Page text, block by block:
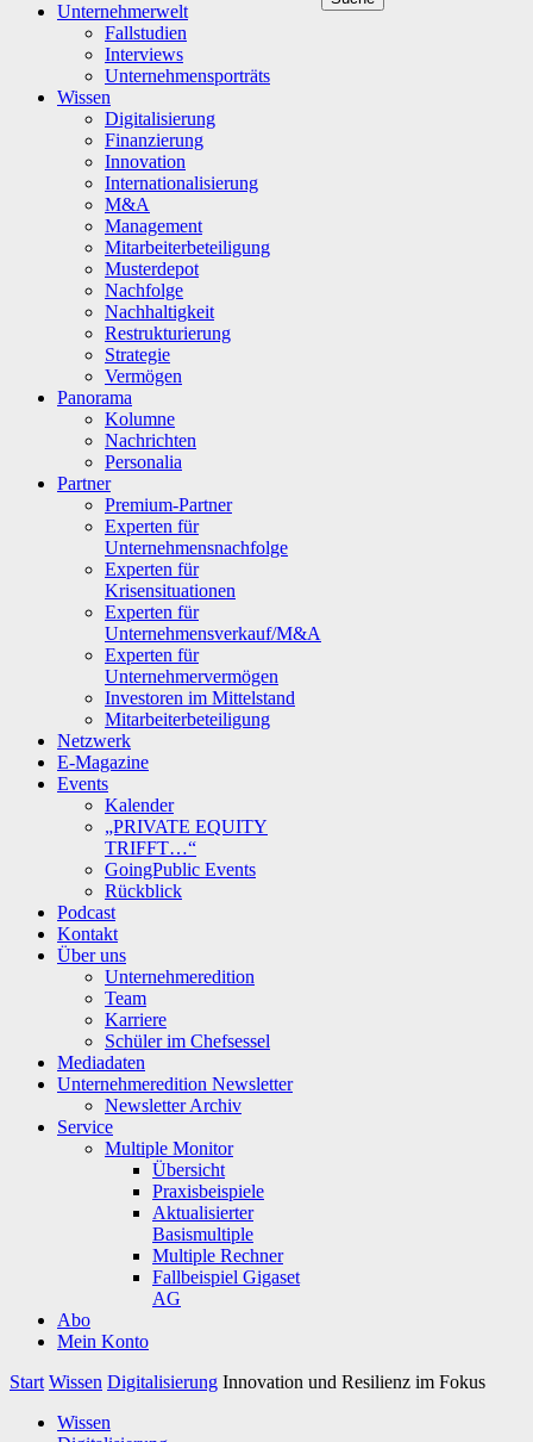
Unternehmerwelt
Fallstudien
Interviews
Unternehmensporträts
Wissen
Digitalisierung
Finanzierung
Innovation
Internationalisierung
M&A
Management
Mitarbeiterbeteiligung
Musterdepot
Nachfolge
Nachhaltigkeit
Restrukturierung
Strategie
Vermögen
Panorama
Kolumne
Nachrichten
Personalia
Partner
Premium-Partner
Experten für
Unternehmensnachfolge
Experten für
Krisensituationen
Experten für
Unternehmensverkauf/M&A
Experten für
Unternehmervermögen
Investoren im Mittelstand
Mitarbeiterbeteiligung
Netzwerk
E-Magazine
Events
Kalender
„PRIVATE EQUITY
TRIFFT…“
GoingPublic Events
Rückblick
Podcast
Kontakt
Über uns
Unternehmeredition
Team
Karriere
Schüler im Chefsessel
Mediadaten
Unternehmeredition Newsletter
Newsletter Archiv
Service
Multiple Monitor
Übersicht
Praxisbeispiele
Aktualisierter
Basismultiple
Multiple Rechner
Fallbeispiel Gigaset
AG
Abo
Mein Konto
Start Wissen Digitalisierung Innovation und Resilienz im Fokus
Wissen